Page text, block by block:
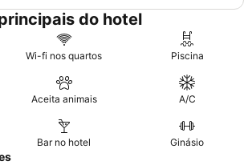
do hotel
Wi-fi nos quartos Piscina
Aceita animais A/C
Bar no hotel Ginásio